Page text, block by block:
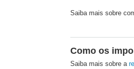
Saiba mais sobre
Como os
Saiba mais sobre a